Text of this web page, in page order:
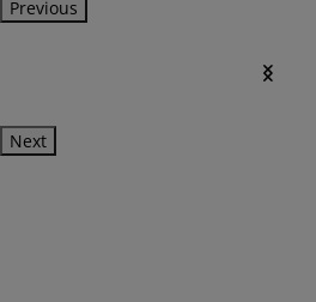
Previous
Next